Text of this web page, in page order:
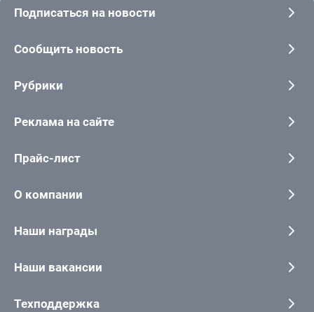
Подписаться на новости
Сообщить новость
Рубрики
Реклама на сайте
Прайс-лист
О компании
Наши награды
Наши вакансии
Техподдержка